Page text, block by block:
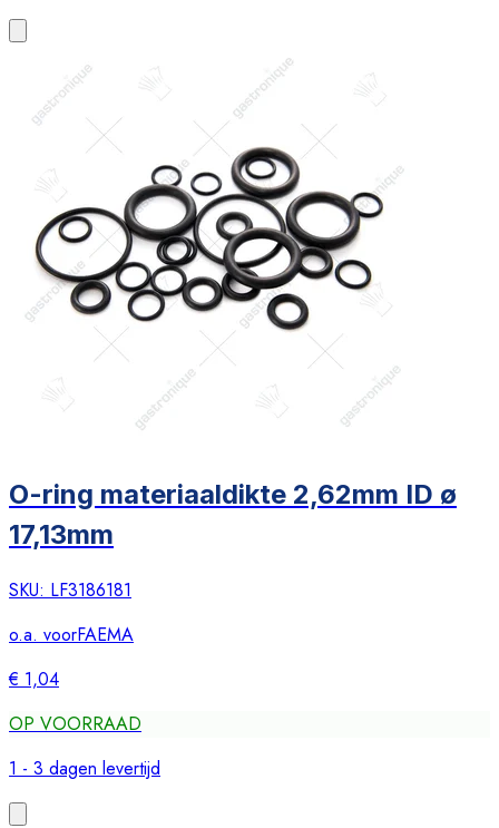
O-ring materiaaldikte 2,62mm ID ø
17,13mm
SKU: LF3186181
o.a. voorFAEMA
€ 1,04
OP VOORRAAD
1 - 3 dagen levertijd